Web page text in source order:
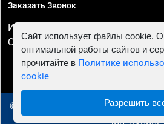
Заказать Звонок
ИП Смирнов Георгий Павлович.
ОГРНИП 324470400032610
© 2010 - 2026 Чип тюнинг в
Чип Тюнинг"
Сайт использует файлы cookie.
оптимальной работы сайтов и
прочитайте в Политике
cookie
Разрешить